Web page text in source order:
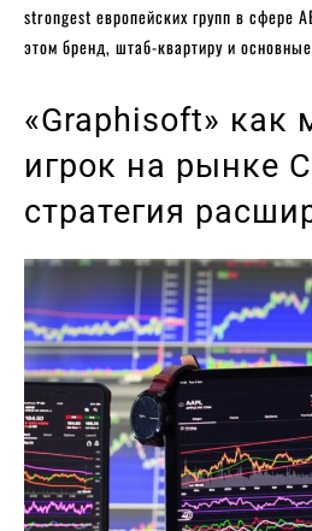
strongest европейских групп в сфере
этом бренд, штаб-квартиру и
«Graphisoft» как
игрок на рынке
стратегия